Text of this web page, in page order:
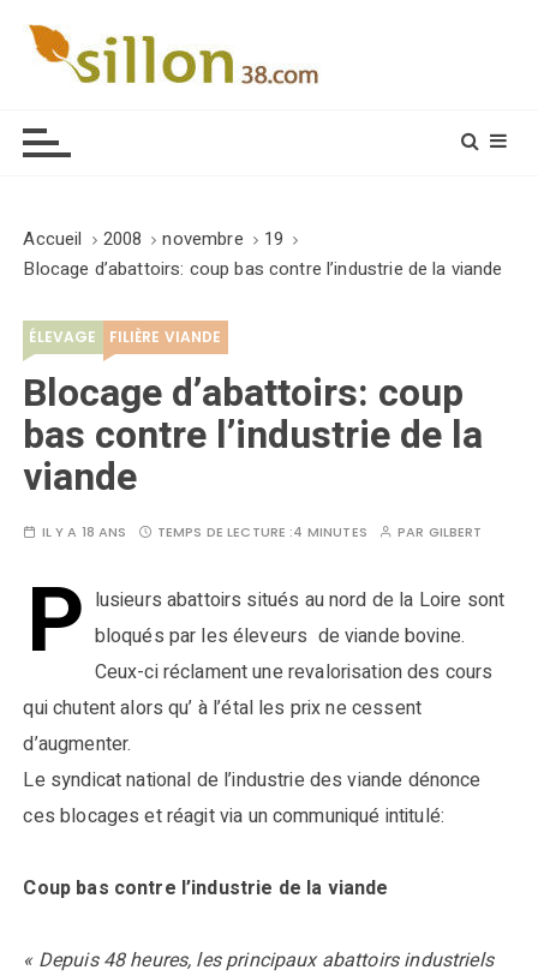
Accueil 2008 novembre
19
Blocage d’abattoirs: coup bas contre l’industrie de la viande
ÉLEVAGE FILIÈRE VIANDE
Blocage d’abattoirs: coup
bas contre l’industrie de la
viande
IL Y A 18 ANS TEMPS DE LECTURE :4 MINUTES PAR GILBERT
P lusieurs abattoirs situés au nord de la Loire sont
bloqués par les éleveurs de viande bovine.
Ceux-ci réclament une revalorisation des cours
qui chutent alors qu’ à l’étal les prix ne cessent
d’augmenter.
Le syndicat national de l’industrie des viande dénonce
ces blocages et réagit via un communiqué intitulé:
Coup bas contre l’industrie de la viande
« Depuis 48 heures, les principaux abattoirs industriels